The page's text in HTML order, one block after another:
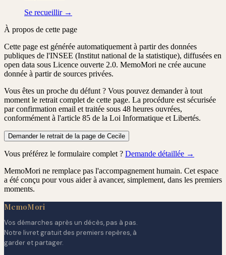
Se recueillir →
À propos de cette page
Cette page est générée automatiquement à partir des données
publiques de l'INSEE (Institut national de la statistique), diffusées en
open data sous Licence ouverte 2.0. MemoMori ne crée aucune
donnée à partir de sources privées.
Vous êtes un proche du défunt ? Vous pouvez demander à tout
moment le retrait complet de cette page. La procédure est sécurisée
par confirmation email et traitée sous 48 heures ouvrées,
conformément à l'article 85 de la Loi Informatique et Libertés.
Demander le retrait de la page de Cecile
Vous préférez le formulaire complet ? Demande détaillée →
MemoMori ne remplace pas l'accompagnement humain. Cet espace
a été conçu pour vous aider à avancer, simplement, dans les premiers
moments.
MemoMori
Vos démarches après un décès, pas à pas.
Notre livret gratuit des premiers repères, à
garder et partager.